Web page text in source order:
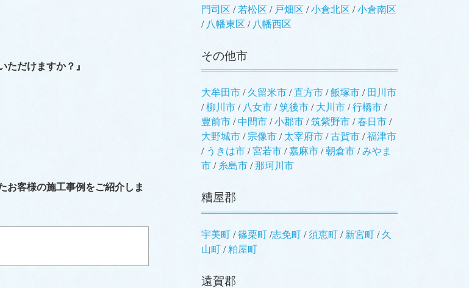
ただけますか？』
お客様の施工事例をご紹介しま
門司区 / 若松区 / 戸畑区 /小倉北区 /小倉南区
/ 八幡東区 / 八幡西区
その他市
大牟田市 / 久留米市 /直方市 /飯塚市 / 田川市
/柳川市 / 八女市 /筑後市 / 大川市 /行橋市 /
豊前市 /中間市 /小郡市 /筑紫野市 /春日市 /
大野城市 / 宗像市 / 太宰府市 /古賀市 /福津市
/ うきは市 /宮若市 /嘉麻市 /朝倉市 /みやま
市 / 糸島市 /那珂川市
糟屋郡
宇美町 /篠栗町 /志免町 /須恵町 / 新宮町 / 久
山町 /粕屋町
遠賀郡